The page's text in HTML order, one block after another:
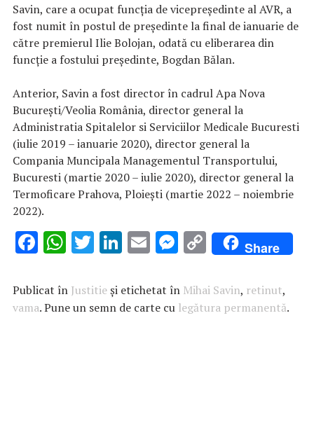
Savin, care a ocupat funcţia de vicepreşedinte al AVR, a
fost numit în postul de preşedinte la final de ianuarie de
către premierul Ilie Bolojan, odată cu eliberarea din
funcţie a fostului preşedinte, Bogdan Bălan.
Anterior, Savin a fost director în cadrul Apa Nova
Bucureşti/Veolia România, director general la
Administratia Spitalelor si Serviciilor Medicale Bucuresti
(iulie 2019 – ianuarie 2020), director general la
Compania Muncipala Managementul Transportului,
Bucuresti (martie 2020 – iulie 2020), director general la
Termoficare Prahova, Ploieşti (martie 2022 – noiembrie
2022).
F
e
b
W
at
s
T
it
te
Li
k
e
E
ai
l
M
se
n
C
o
p
y
Share
Publicat în Justitieși etichetat în Mihai Savin, retinut,
vama. Pune un semn de carte cu legătura permanentă.